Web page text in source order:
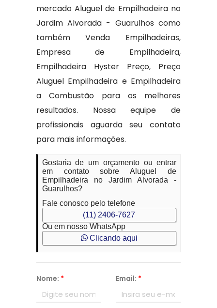
mercado Aluguel de Empilhadeira no
Jardim Alvorada - Guarulhos como
também Venda Empilhadeiras,
Empresa de Empilhadeira,
Empilhadeira Hyster Preço, Preço
Aluguel Empilhadeira e Empilhadeira
a Combustão para os melhores
resultados. Nossa equipe de
profissionais aguarda seu contato
para mais informações.
Gostaria de um orçamento ou entrar
em contato sobre Aluguel de
Empilhadeira no Jardim Alvorada -
Guarulhos?
Fale conosco pelo telefone
(11) 2406-7627
Ou em nosso WhatsApp
Clicando aqui
Nome: * Email: *